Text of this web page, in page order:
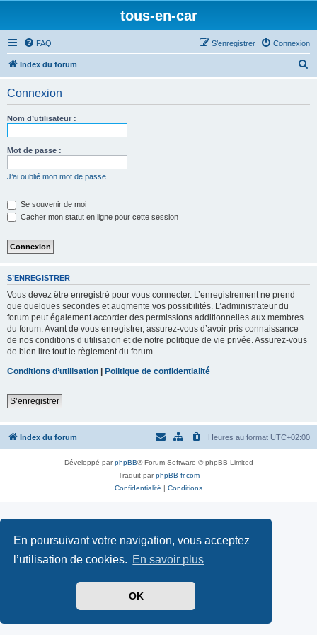
En poursuivant votre navigation, vous acceptez
l’utilisation de cookies. En savoir plus
OK
tous-en-car
FAQ Connexion
S’enregistrer
Index du forum
Connexion
Nom d’utilisateur :
Mot de passe :
J’ai oublié mon mot de passe
Se souvenir de moi
Cacher mon statut en ligne pour cette session
S’ENREGISTRER
Vous devez être enregistré pour vous connecter. L’enregistrement ne prend
que quelques secondes et augmente vos possibilités. L’administrateur du
forum peut également accorder des permissions additionnelles aux membres
du forum. Avant de vous enregistrer, assurez-vous d’avoir pris connaissance
de nos conditions d’utilisation et de notre politique de vie privée. Assurez-vous
de bien lire tout le règlement du forum.
Conditions d’utilisation | Politique de confidentialité
S’enregistrer
Index du forum Heures au format UTC+02:00
Développé parphpBB® Forum Software © phpBB Limited
Traduit parphpBB-fr.com
Confidentialité | Conditions